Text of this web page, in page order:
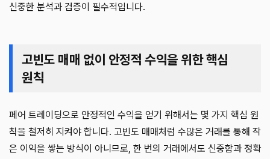
신중한 분석과 검증이 필수적입니다.
고빈도 매매 없이 안정적 수익을 위한 핵심
원칙
페어 트레이딩으로 안정적인 수익을 얻기 위해서는 몇 가지 핵심 원
칙을 철저히 지켜야 합니다. 고빈도 매매처럼 수많은 거래를 통해 작
은 이익을 쌓는 방식이 아니므로, 한 번의 거래에서도 신중함과 정확